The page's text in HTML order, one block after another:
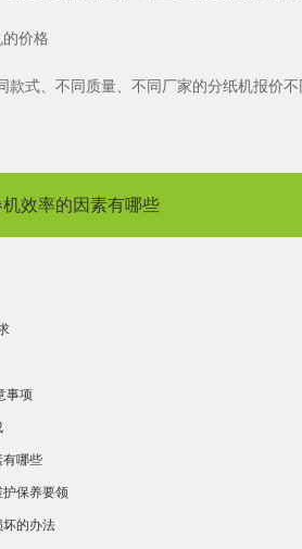
价格
款式、不同质量、不同厂家的分纸机报价
效率的因素有哪些
事项
有哪些
保养要领
坏的办法